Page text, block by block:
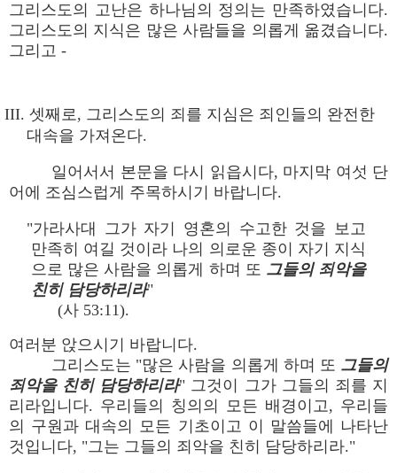
그리스도의 고난은 하나님의 정의는 만족하였습니다.
그리스도의 지식은 많은 사람들을 의롭게 옮겼습니다.
그리고 -
III. 셋째로, 그리스도의 죄를 지심은 죄인들의 완전한
대속을 가져온다.
일어서서 본문을 다시 읽읍시다, 마지막 여섯 단
어에 조심스럽게 주목하시기 바랍니다.
"가라사대 그가 자기 영혼의 수고한 것을 보고
만족히 여길 것이라 나의 의로운 종이 자기 지식
으로 많은 사람을 의롭게 하며 또 그들의 죄악을
친히 담당하리라"
(사 53:11).
여러분 앉으시기 바랍니다.
그리스도는 "많은 사람을 의롭게 하며 또 그들의
죄악을 친히 담당하리라" 그것이 그가 그들의 죄를 지
리라입니다. 우리들의 칭의의 모든 배경이고, 우리들
의 구원과 대속의 모든 기초이고 이 말씀들에 나타난
것입니다, "그는 그들의 죄악을 친히 담당하리라."